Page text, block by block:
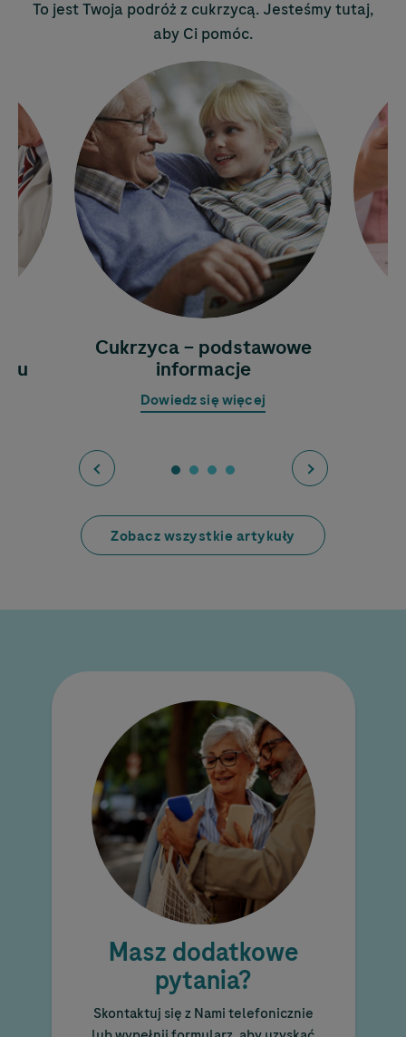
To jest Twoja podróż z cukrzycą. Jesteśmy tutaj,
aby Ci pomóc.
Cukrzyca – podstawowe
informacje
Dowiedz się więcej
Zobacz wszystkie artykuły
Masz dodatkowe
pytania?
Skontaktuj się z Nami telefonicznie